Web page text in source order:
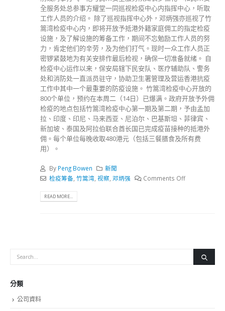
全服务处总参事方耀堂一同巡视检疫中心内指挥中心，听取
工作人员的介绍。 除了巡视指挥中心外，邓炳强亦巡视了竹
篙湾检疫中心内，即将开放予抵港外籍家庭佣工的指定检疫
设施，及了解设施的筹备工作，期间不忘勉励工作人员的努
力，肯定他们的辛劳，及为他们打气。现时一众工作人员正
密锣紧鼓地为有关安排作最后检视，确保一切准备就绪。 自
检疫中心运作以来，保安局辖下民安队、医疗辅助队、警务
处和消防处一直派员驻守，协助卫生署管理及营运香港抗疫
工作中其中一个最重要的防疫设施。 竹篙湾检疫中心开放的
800个单位，预约在本周二（14日）已爆满。政府开放予外佣
检疫的地点包括竹篙湾检疫中心第一期及第二期，予由孟加
拉、印度、印尼、马来西亚、尼泊尔、巴基斯坦、菲律宾、
新加坡、泰国及阿拉伯联合酋长国已完成疫苗接种的抵港外
佣。每个单位每晚收取480港元（包括三餐膳食及所有费
用）。
By Peng Bowen
新聞
检疫筹备, 竹篙湾, 视察 邓炳强 Comments Off
READ MORE...
分類
公司資料